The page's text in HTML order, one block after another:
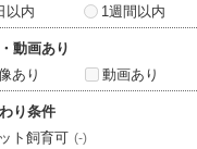
以内
1週間以内
動画あり
あり
動画あり
り条件
ト飼育可 (-)